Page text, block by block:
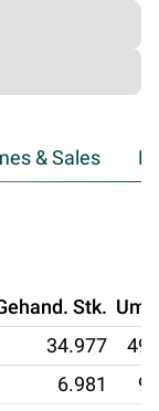
& Sales
Stk.
34.977
6.981